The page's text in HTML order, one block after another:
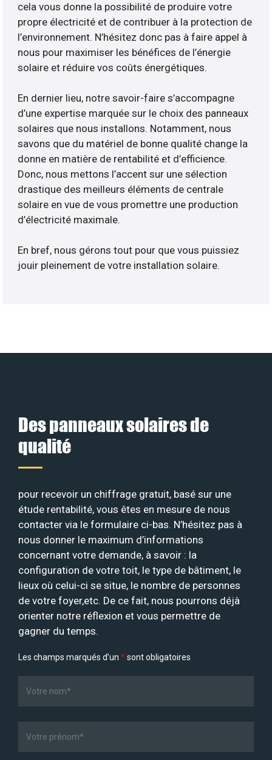
cela vous donne la possibilité de produire votre
propre électricité et de contribuer à la protection de
l’environnement. N’hésitez donc pas à faire appel à
nous pour maximiser les bénéfices de l’énergie
solaire et réduire vos coûts énergétiques.
En dernier lieu, notre savoir-faire s’accompagne
d’une expertise marquée sur le choix des panneaux
solaires que nous installons. Notamment, nous
savons que du matériel de bonne qualité change la
donne en matière de rentabilité et d’efficience.
Donc, nous mettons l’accent sur une sélection
drastique des meilleurs éléments de centrale
solaire en vue de vous promettre une production
d’électricité maximale.
En bref, nous gérons tout pour que vous puissiez
jouir pleinement de votre installation solaire.
Des panneaux solaires de
qualité
pour recevoir un chiffrage gratuit, basé sur une
étude rentabilité, vous êtes en mesure de nous
contacter via le formulaire ci-bas. N’hésitez pas à
nous donner le maximum d’informations
concernant votre demande, à savoir : la
configuration de votre toit, le type de bâtiment, le
lieux où celui-ci se situe, le nombre de personnes
de votre foyer,etc. De ce fait, nous pourrons déjà
orienter notre réflexion et vous permettre de
gagner du temps.
Les champs marqués d’un *sont obligatoires